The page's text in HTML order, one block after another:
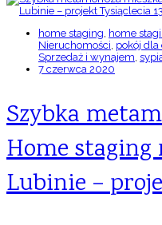
home staging, home
Nieruchomości, pokój dla
Sprzedaż i wynajem,
7 czerwca 2020
Szybka
Home staging
Lubinie –